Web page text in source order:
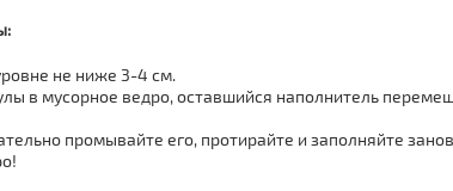
не ниже 3-4 см.
в мусорное ведро, оставшийся наполнитель
промывайте его, протирайте и заполняйте